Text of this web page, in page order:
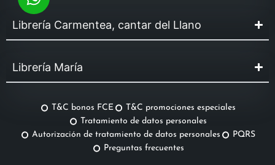
Librería Carmentea, cantar del Llano
Librería María
T&C bonos FCE
T&C promociones especiales
Tratamiento de datos personales
Autorización de tratamiento de datos personales
PQRS
Preguntas frecuentes